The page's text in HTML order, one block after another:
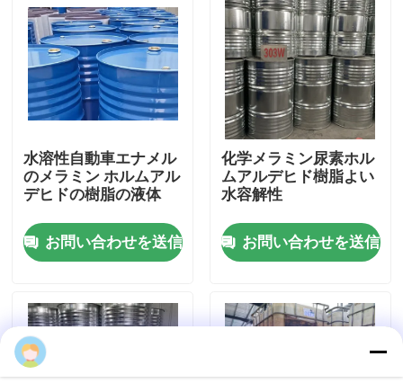
企業情報
会社案内
品質管理
ブログ
見積依頼
水溶性自動車エナメル
のメラミン ホルムアル
デヒドの樹脂の液体
お問い合わせを送信
化学メラミン尿素ホル
ムアルデヒド樹脂よい
水容解性
お問い合わせを送信